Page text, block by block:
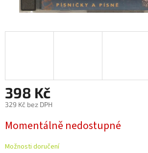
398 Kč
329 Kč bez DPH
cena:
Momentálně nedostupné
Možnosti doručení